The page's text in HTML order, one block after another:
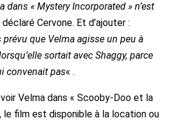
dans « Mystery Incorporated » n’est
déclaré Cervone. Et d’ajouter :
que Velma agisse un peu à
sortait avec Shaggy, parce
convenait pas« .
Velma dans « Scooby-Doo et la
le film est disponible à la location ou